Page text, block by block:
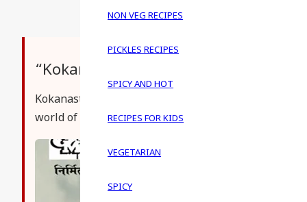
NON VEG RECIPES
PICKLES RECIPES
SPICY AND HOT
RECIPES FOR KIDS
VEGETARIAN
SPICY
“Kokanastha – taath kana hach
Kokanastha is the story of a happy family based
world of corrupt cops, greedy lawyers, selfish